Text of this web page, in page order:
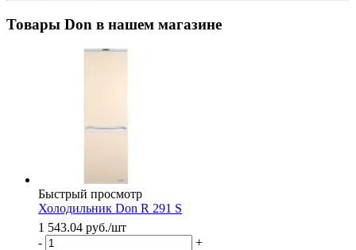
Товары Don в нашем магазине
Быстрый просмотр
Холодильник Don R 291 S
1 543.04 руб./шт
-
+